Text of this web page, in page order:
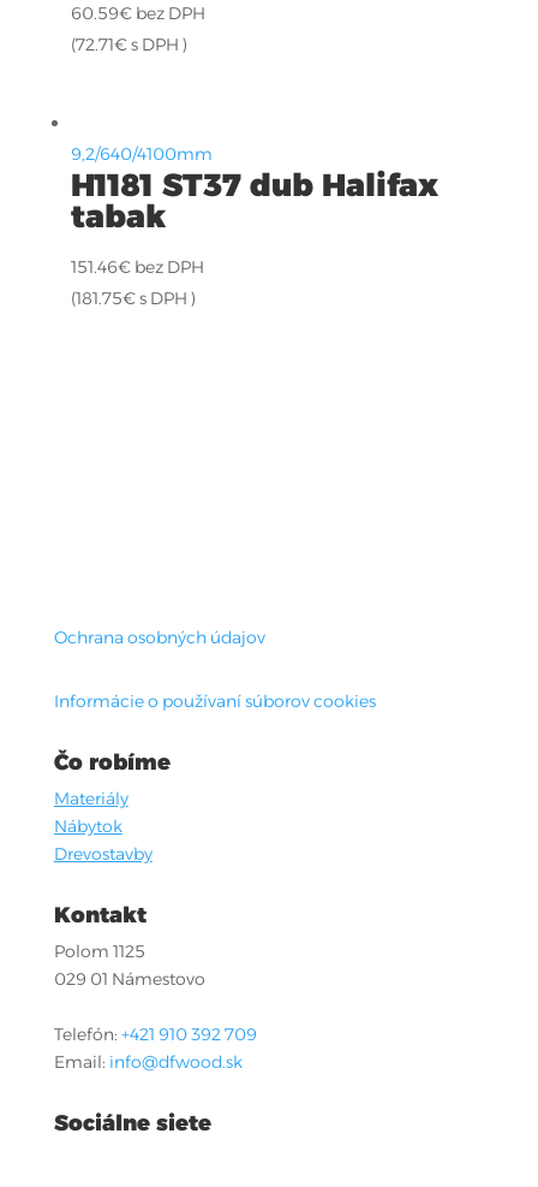
60.59€ bez DPH
(72.71€s DPH )
9,2/640/4100mm
H1181 ST37 dub Halifax
tabak
151.46€ bez DPH
(181.75€s DPH )
Ochrana osobných údajov
Informácie o používaní súborov cookies
Čo robíme
Materiály
Nábytok
Drevostavby
Kontakt
Polom 1125
029 01 Námestovo
Telefón: +421 910 392 709
Email: info@dfwood.sk
Sociálne siete